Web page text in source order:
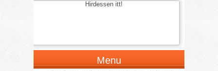
Hirdessen itt!
Menu